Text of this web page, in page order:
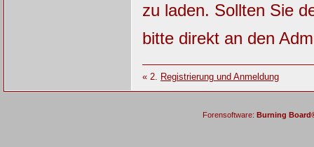
zu laden. Sollten Sie
bitte direkt an den
« 2. Registrierung und Anmeldung
Forensoftware: Burning